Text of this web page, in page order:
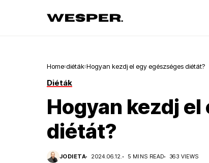
Home diéták Hogyan kezdj el egy egészséges diétát?
Diéták
Hogyan kezdj
diétát?
JODIETA 2024.06.12. 5 MINS READ 363 VIEWS